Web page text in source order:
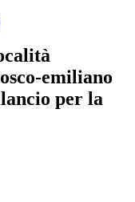
emiliano
per la